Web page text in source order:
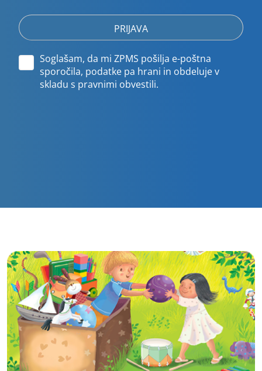
Soglašam, da mi ZPMS pošilja e-poštna
sporočila, podatke pa hrani in obdeluje v
skladu s pravnimi obvestili.